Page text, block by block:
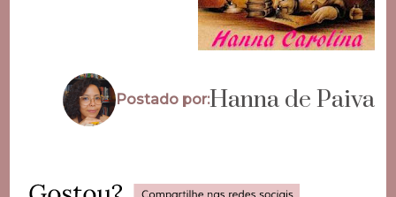
Postado por:Hanna de Paiva